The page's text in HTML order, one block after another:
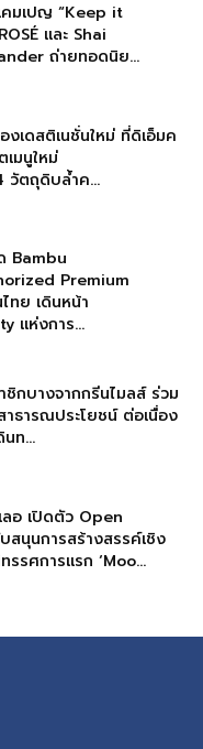
คมเปญ “Keep it
และ Shai
ถ่ายทอดนิย...
งเดสติเนชั่นใหม่ ที่ดิเอ็มค
เมนูใหม่
วัตถุดิบล้ำค...
Bambu
Premium
ทย เดินหน้า
แห่งการ...
ชิกบางจากกรีนไมลส์ ร่วม
ธารณประโยชน์ ต่อเนื่อง
ท...
อ เปิดตัว Open
นุนการสร้างสรรค์เชิง
รรศการแรก ‘Moo...